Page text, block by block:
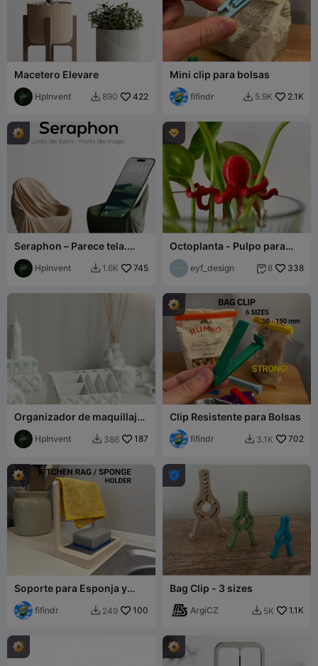
Macetero Elevare
HpInvent  890 422
Mini clip para bolsas
fifindr  5.9K 2.1K
Seraphon – Parece tela.
Funciona como magia.
HpInvent  1.6K 745

Octoplanta - Pulpo para
Propagación en Agua
eyf_design  8 338
Organizador de maquillaje
(Juego de baño inflable)
HpInvent  386 187
Clip Resistente para Bolsas
fifindr  3.1K 702
Soporte para Esponja y
Trapo de Cocina
fifindr  249 100

Bag Clip - 3 sizes
ArgiCZ  5K 1.1K